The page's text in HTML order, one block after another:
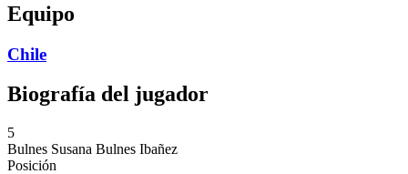
Equipo
Chile
Biografía del jugador
5
Bulnes Susana Bulnes Ibañez
Posición